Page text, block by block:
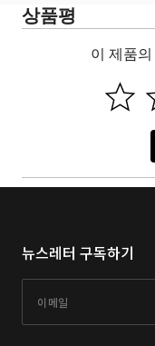
상품평
이 제품
뉴스레터 구독하기